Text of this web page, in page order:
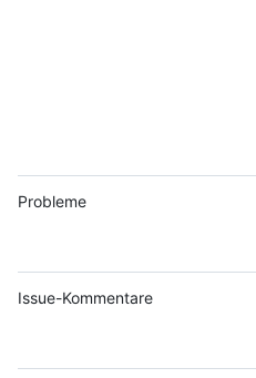
Probleme
Issue-Kommentare